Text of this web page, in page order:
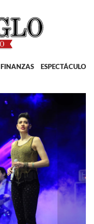
FINANZAS ESPECTÁCULOS